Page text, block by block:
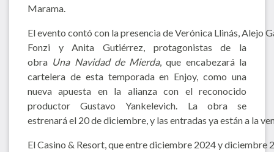
Marama.
El evento contó con la presencia de Verónica Llinás, Alejo
Fonzi y Anita Gutiérrez, protagonistas de la
obra Una Navidad de Mierda, que encabezará la
cartelera de esta temporada en Enjoy, como una
nueva apuesta en la alianza con el reconocido
productor Gustavo Yankelevich. La obra se
estrenará el 20 de diciembre, y las entradas ya están a la
El Casino & Resort, que entre diciembre 2024 y diciembre